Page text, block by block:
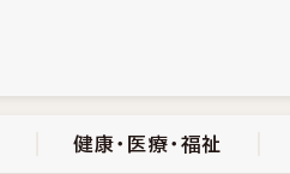
健康・医療・福祉